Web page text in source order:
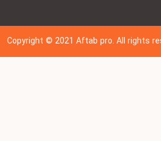
Copyright © 202 1Aftab pro. All rights